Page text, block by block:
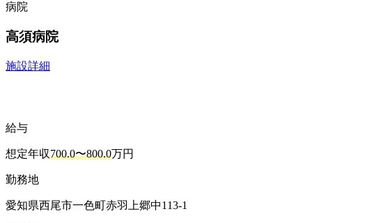
病院
高須病院
施設詳細
給与
想定年収700.0〜800.0万円
勤務地
愛知県西尾市一色町赤羽上郷中113-1